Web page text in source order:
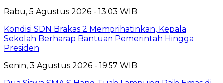
Rabu, 5 Agustus 2026 - 13:03 WIB
Kondisi SDN Brakas 2 Memprihatinkan, Kepala
Sekolah Berharap Bantuan Pemerintah Hingga
Presiden
Senin, 3 Agustus 2026 - 19:57 WIB